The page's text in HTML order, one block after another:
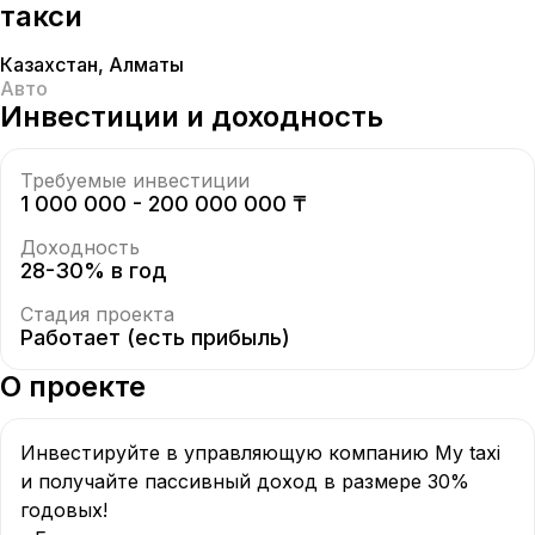
такси
Казахстан, Алматы
Авто
Инвестиции и доходность
Требуемые инвестиции
1 000 000 - 200 000 000 ₸
Доходность
28-30% в год
Стадия проекта
Работает (есть прибыль)
О проекте
Инвестируйте в управляющую компанию My taxi
и получайте пассивный доход в размере 30%
годовых!